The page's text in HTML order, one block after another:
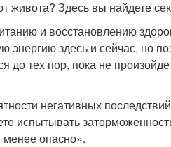
живота? Здесь вы найдете
и восстановлению
энергию здесь и сейчас, но
до тех пор, пока не
негативных
испытывать
менее опасно».